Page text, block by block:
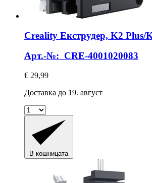
Creality Екструдер, K2 Plus/
Арт.-№: CRE-4001020083
€ 29,99
Доставка до 19. август
В кошницата